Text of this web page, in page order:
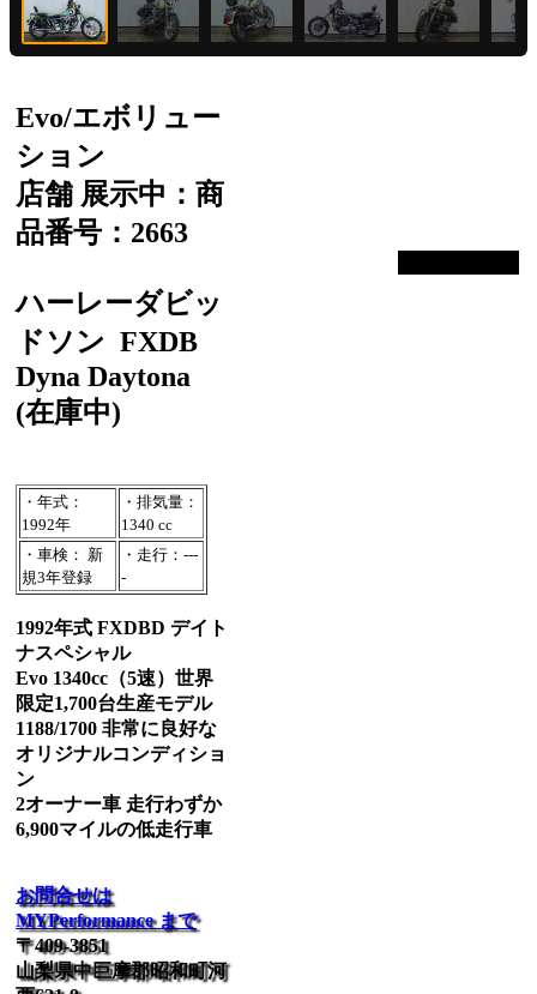
Evo/エボリュー
ション
店舗 展示中：商
品番号：2663
ハーレーダビッ
ドソン FXDB
Dyna Daytona
(在庫中)
・年式：
1992年
・排気量：
1340 cc
・車検： 新
規3年登録
・走行：---
-
1992年式 FXDBD デイト
ナスペシャル
Evo 1340cc（5速）世界
限定1,700台生産モデル
1188/1700 非常に良好な
オリジナルコンディショ
ン
2オーナー車 走行わずか
6,900マイルの低走行車
お問合せは
MYPerformance まで
〒409-3851
山梨県中巨摩郡昭和町河